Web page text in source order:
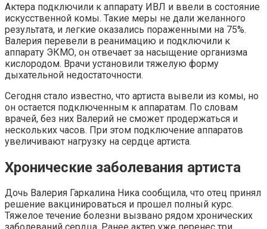
Актера подключили к аппарату ИВЛ и ввели в состояние
искусственной комы. Такие меры не дали желанного
результата, и легкие оказались пораженными на 75%.
Валерия перевели в реанимацию и подключили к
аппарату ЭКМО, он отвечает за насыщение организма
кислородом. Врачи установили тяжелую форму
дыхательной недостаточности.
Сегодня стало известно, что артиста вывели из комы, но
он остается подключенным к аппаратам. По словам
врачей, без них Валерий не сможет продержаться и
нескольких часов. При этом подключение аппаратов
увеличивают нагрузку на сердце артиста.
Хронические заболевания артиста
Дочь Валерия Гаркалина Ника сообщила, что отец принял
решение вакцинироваться и прошел полный курс.
Тяжелое течение болезни вызвано рядом хронических